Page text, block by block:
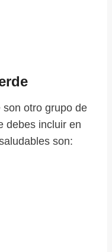
otro grupo de
debes incluir en
son: